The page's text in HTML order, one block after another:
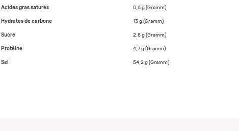
Acides gras saturés 0,6 g (Gramm)
Hydrates de carbone 13 g (Gramm)
Sucre 2,8 g (Gramm)
Protéine 4,7 g (Gramm)
Sel 54,2 g (Gramm)